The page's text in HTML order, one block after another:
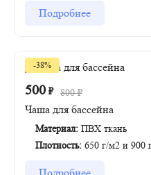
Подробнее
-38%
500 ₽ 800₽
Чаша для бассейна
Материал: ПВХ ткань
Плотность: 650 г/м2 и 900